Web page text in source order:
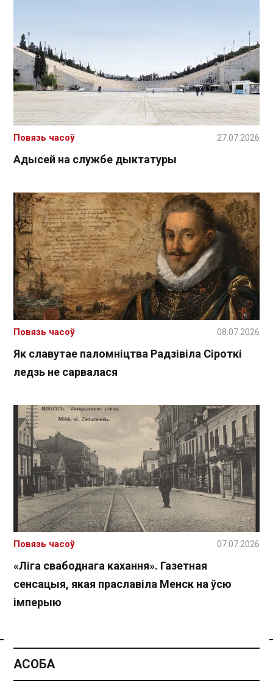
Спасылка без VPN
Адысей на службе дыктатуры
Повязь часоў 27.07.2026
Як славутае паломніцтва Радзівіла Сіроткі
ледзь не сарвалася
Повязь часоў 08.07.2026
«Ліга свабоднага кахання». Газетная
сенсацыя, якая праславіла Менск на ўсю
імперыю
Повязь часоў 07.07.2026
АСОБА